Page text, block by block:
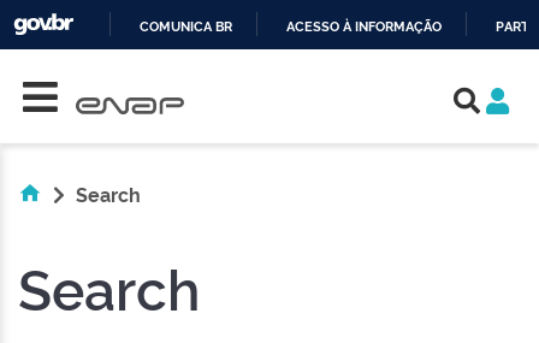
COMUNICA BR ACESSO À INFORMAÇÃO
Search
Search